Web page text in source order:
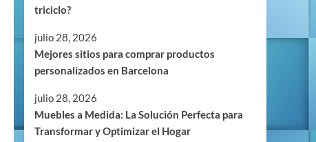
triciclo?
julio 28, 2026
Mejores sitios para comprar productos
personalizados en Barcelona
julio 28, 2026
Muebles a Medida: La Solución Perfecta para
Transformar y Optimizar el Hogar